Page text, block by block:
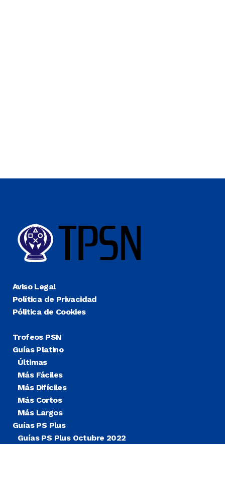
Aviso Legal
Política de Privacidad
Pólitica de Cookies
Trofeos PSN
Guías Platino
Últimas
Más Fáciles
Más Difíciles
Más Cortos
Más Largos
Guías PS Plus
Guías PS Plus Octubre 2022